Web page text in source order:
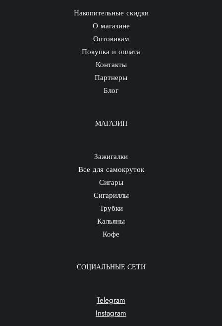
Накопительные скидки
О магазине
Оптовикам
Покупка и оплата
Контакты
Партнеры
Блог
МАГАЗИН
Зажигалки
Все для самокруток
Сигары
Сигариллы
Трубки
Кальяны
Кофе
СОЦИАЛЬНЫЕ СЕТИ
Telegram
Instagram